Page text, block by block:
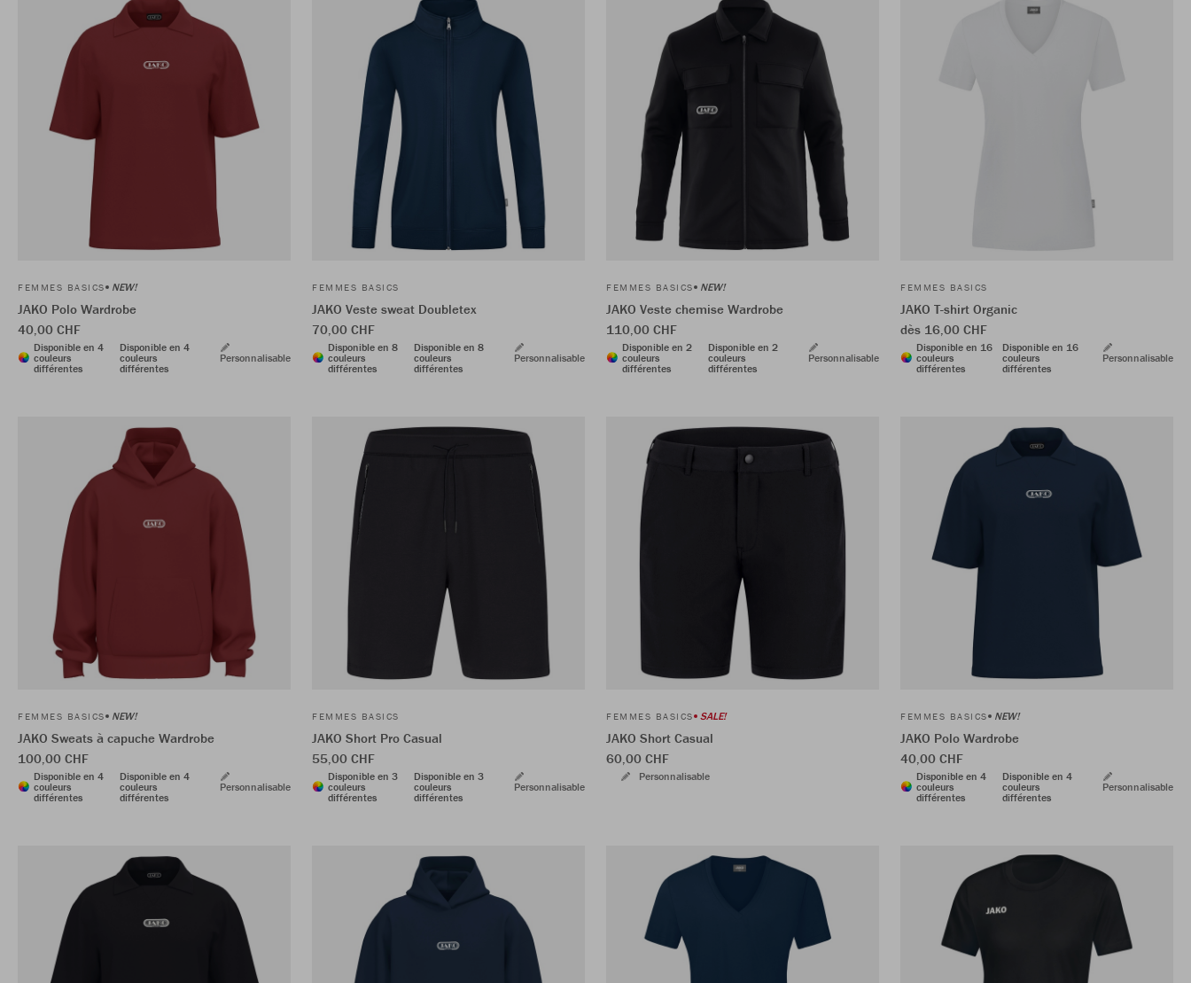
FEMMES BASICS NEW!
JAKO Polo Wardrobe
40,00 CHF
Disponible en 4
couleurs
différentes
Disponible en 4
couleurs
différentes
Personnalisable
FEMMES BASICS
JAKO Veste sweat Doubletex
70,00 CHF
Disponible en 8
couleurs
différentes
Disponible en 8
couleurs
différentes
Personnalisable
FEMMES BASICS NEW!
JAKO Veste chemise Wardrobe
110,00 CHF
Disponible en 2
couleurs
différentes
Disponible en 2
couleurs
différentes
Personnalisable
FEMMES BASICS
JAKO T-shirt Organic
dès 16,00 CHF
Disponible en 16
couleurs
différentes
Disponible en 16
couleurs
différentes
Personnalisable
FEMMES BASICS NEW!
JAKO Sweats à capuche Wardrobe
100,00 CHF
Disponible en 4
couleurs
différentes
Disponible en 4
couleurs
différentes
Personnalisable
FEMMES BASICS
JAKO Short Pro Casual
55,00 CHF
Disponible en 3
couleurs
différentes
Disponible en 3
couleurs
différentes
Personnalisable
FEMMES BASICS SALE!
JAKO Short Casual
60,00 CHF
Personnalisable
FEMMES BASICS NEW!
JAKO Polo Wardrobe
40,00 CHF
Disponible en 4
couleurs
différentes
Disponible en 4
couleurs
différentes
Personnalisable